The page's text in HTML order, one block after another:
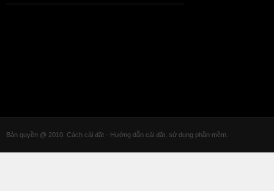
Bản quyền @ 2010. Cách cài đặt - Hướng dẫn cài đặt, sử dụng phần mềm.